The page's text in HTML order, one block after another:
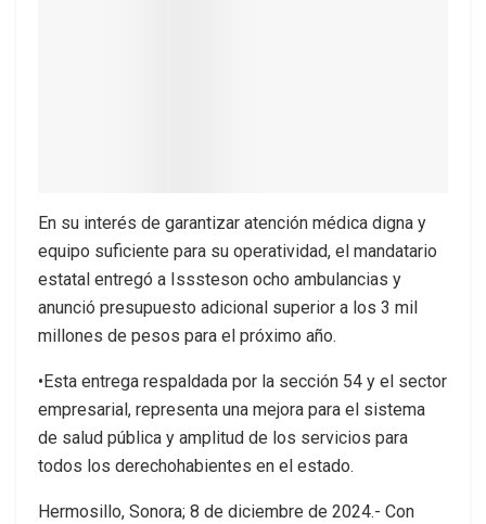
En su interés de garantizar atención médica digna y
equipo suficiente para su operatividad, el mandatario
estatal entregó a Isssteson ocho ambulancias y
anunció presupuesto adicional superior a los 3 mil
millones de pesos para el próximo año.
•Esta entrega respaldada por la sección 54 y el sector
empresarial, representa una mejora para el sistema
de salud pública y amplitud de los servicios para
todos los derechohabientes en el estado.
Hermosillo, Sonora; 8 de diciembre de 2024.- Con